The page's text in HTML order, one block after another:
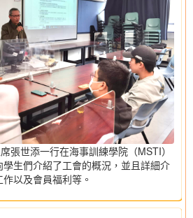
張世添一行在海事訓練學院（MSTI）
生們介紹了工會的概況，並且詳細介
工作以及會員福利等。